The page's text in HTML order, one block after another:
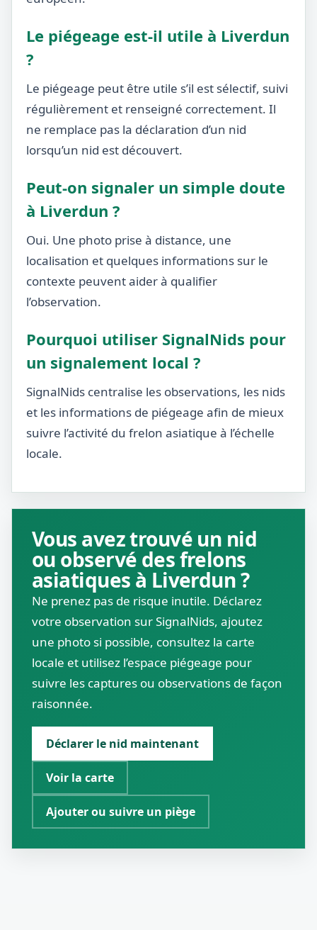
Le piégeage est-il utile à Liverdun
?
Le piégeage peut être utile s’il est sélectif, suivi
régulièrement et renseigné correctement. Il
ne remplace pas la déclaration d’un nid
lorsqu’un nid est découvert.
Peut-on signaler un simple doute
à Liverdun ?
Oui. Une photo prise à distance, une
localisation et quelques informations sur le
contexte peuvent aider à qualifier
l’observation.
Pourquoi utiliser SignalNids pour
un signalement local ?
SignalNids centralise les observations, les nids
et les informations de piégeage afin de mieux
suivre l’activité du frelon asiatique à l’échelle
locale.
Vous avez trouvé un nid
ou observé des frelons
asiatiques à Liverdun ?
Ne prenez pas de risque inutile. Déclarez
votre observation sur SignalNids, ajoutez
une photo si possible, consultez la carte
locale et utilisez l’espace piégeage pour
suivre les captures ou observations de façon
raisonnée.
Déclarer le nid maintenant
Voir la carte
Ajouter ou suivre un piège